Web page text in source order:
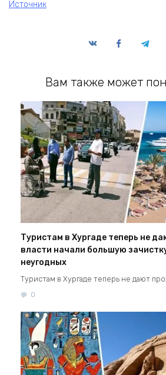
Источник
Вам также может
Туристам в Хургаде теперь не
власти начали большую
неугодных
Туристам в Хургаде теперь не дают
0